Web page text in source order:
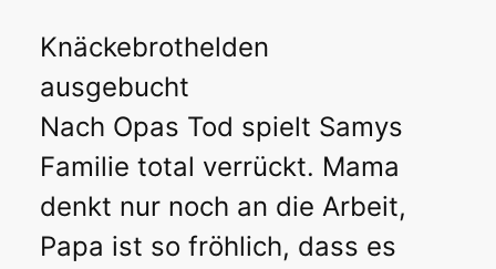
Knäckebrothelden
ausgebucht
Nach Opas Tod spielt Samys
Familie total verrückt. Mama
denkt nur noch an die Arbeit,
Papa ist so fröhlich, dass es